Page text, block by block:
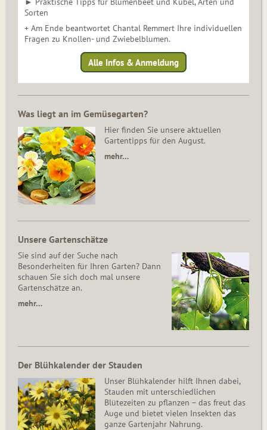
Sorten
+ Am Ende beantwortet Chantal Remmert Ihre individuellen
Fragen zu Knollen- und Zwiebelblumen.
Alle Infos & Anmeldung
Was liegt an im Gemüsegarten?
Hier finden Sie unsere aktuellen
Gartentipps für den August.
mehr…
Unsere Gartenschätze
Sie sind auf der Suche nach
Besonderheiten für Ihren Garten? Dann
schauen Sie sich doch mal unsere
Gartenschätze an.
mehr…
Der Blühkalender der Stauden
Unser Blühkalender hilft Ihnen dabei,
Stauden mit unterschiedlichen
Blütezeiten zu pflanzen – das freut das
Auge und bietet vielen Insekten das
ganze Gartenjahr Nahrung.